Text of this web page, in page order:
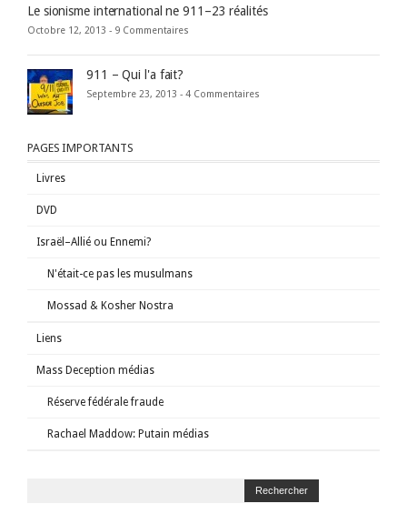
Le sionisme international ne 911–23 réalités
Octobre 12, 2013 - 9 Commentaires
911 – Qui l'a fait?
Septembre 23, 2013 - 4 Commentaires
PAGES IMPORTANTS
Livres
DVD
Israël–Allié ou Ennemi?
N'était-ce pas les musulmans
Mossad & Kosher Nostra
Liens
Mass Deception médias
Réserve fédérale fraude
Rachael Maddow: Putain médias